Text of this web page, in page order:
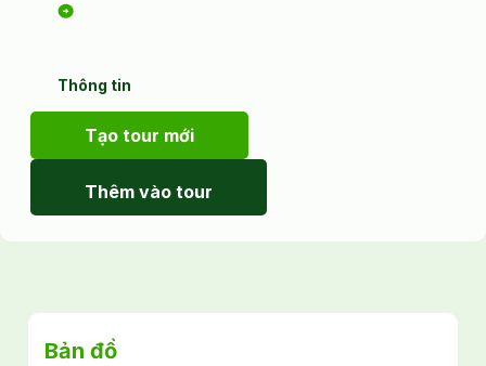
Thông tin
Tạo tour mới
Thêm vào tour
Bản đồ